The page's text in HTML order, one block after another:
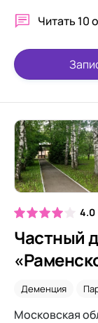
Читать 10
4.0
Частный
Деменция
Московская